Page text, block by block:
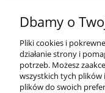
któremu odkryją
Dbamy o
Pliki cookies i
działanie strony i
potrzeb. Możesz
wszystkich tych plików
plików do swoich